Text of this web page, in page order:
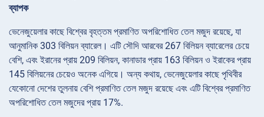
ব্যাপক
ভেনেজুয়েলার কাছে বিশ্বের বৃহত্তম প্রমাণিত অপরিশোধিত তেল মজুদ রয়েছে, যা
আনুমানিক 303 বিলিয়ন ব্যারেল। এটি সৌদি আরবের 267 বিলিয়ন ব্যারেলের চেয়ে
বেশি, এবং ইরানের প্রায় 209 বিলিয়ন, কানাডার প্রায় 163 বিলিয়ন ও ইরাকের প্রায়
145 বিলিয়নের চেয়েও অনেক এগিয়ে। অন্য কথায়, ভেনেজুয়েলার কাছে পৃথিবীর
যেকোনো দেশের তুলনায় বেশি প্রমাণিত তেল মজুদ রয়েছে এবং এটি বিশ্বের প্রমাণিত
অপরিশোধিত তেল মজুদের প্রায় 17%.